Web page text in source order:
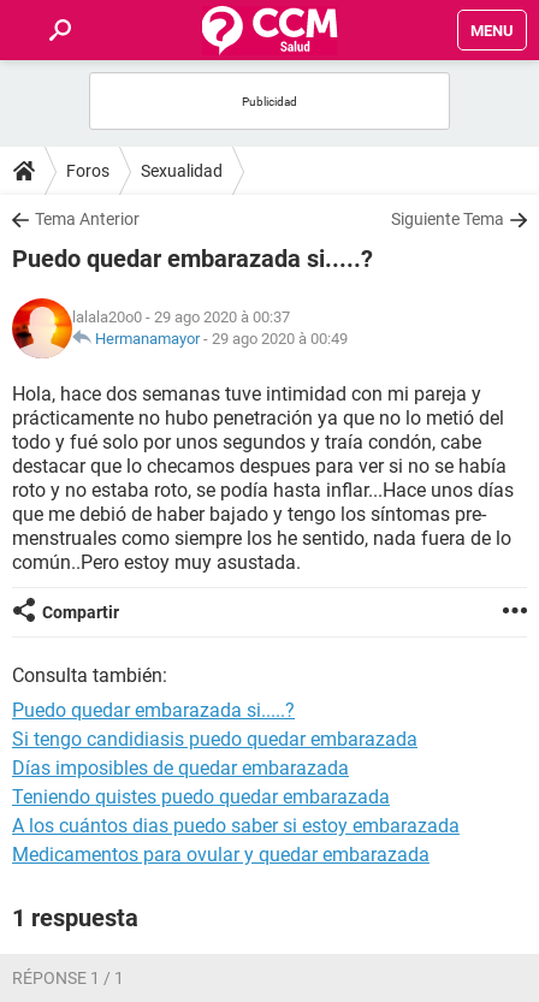
MENU
FORUMS
SALUD
NUTRICIÓN
BIENESTAR
SEXUALIDAD
GLOSARIO
Foros Sexualidad
Tema Anterior Siguiente Tema
Puedo quedar embarazada si.....?
lalala20o0 - 29 ago 2020 à 00:37
Hermanamayor- 29 ago 2020 à 00:49
Hola, hace dos semanas tuve intimidad con mi pareja y
prácticamente no hubo penetración ya que no lo metió del
todo y fué solo por unos segundos y traía condón, cabe
destacar que lo checamos despues para ver si no se había
roto y no estaba roto, se podía hasta inflar...Hace unos días
que me debió de haber bajado y tengo los síntomas pre-
menstruales como siempre los he sentido, nada fuera de lo
común..Pero estoy muy asustada.
Compartir
Consulta también:
Puedo quedar embarazada si.....?
Si tengo candidiasis puedo quedar embarazada
Días imposibles de quedar embarazada
Teniendo quistes puedo quedar embarazada
A los cuántos dias puedo saber si estoy embarazada
Medicamentos para ovular y quedar embarazada
1 respuesta
RÉPONSE 1 / 1